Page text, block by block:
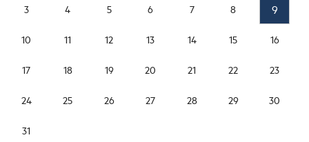
3 4 5 6 7 8 9
10 11 12 13 14 15 16
17 18 19 20 21 22 23
24 25 26 27 28 29 30
31